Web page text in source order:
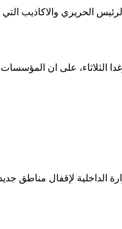
الحريري والاكاذيب
الثلاثاء، على ان
لإقفال مناطق